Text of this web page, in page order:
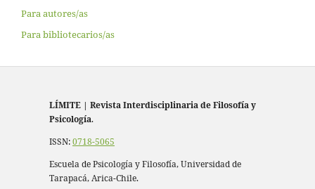
Para autores/as
Para bibliotecarios/as
LÍMITE | Revista Interdisciplinaria de Filosofía y
Psicología.
ISSN:0718-5065
Escuela de Psicología y Filosofía, Universidad de
Tarapacá, Arica-Chile.